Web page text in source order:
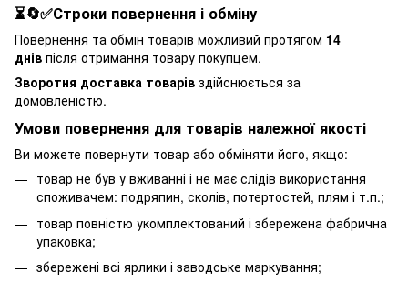
⏳🔄✅Строки повернення і обміну
Повернення та обмін товарів можливий протягом 14
днів після отримання товару покупцем.
Зворотня доставка товарів здійснюється за
домовленістю.
Умови повернення для товарів належної якості
Ви можете повернути товар або обміняти його, якщо:
товар не був у вживанні і не має слідів використання
споживачем: подряпин, сколів, потертостей, плям і т.п.;
товар повністю укомплектований і збережена фабрична
упаковка;
збережені всі ярлики і заводське маркування;